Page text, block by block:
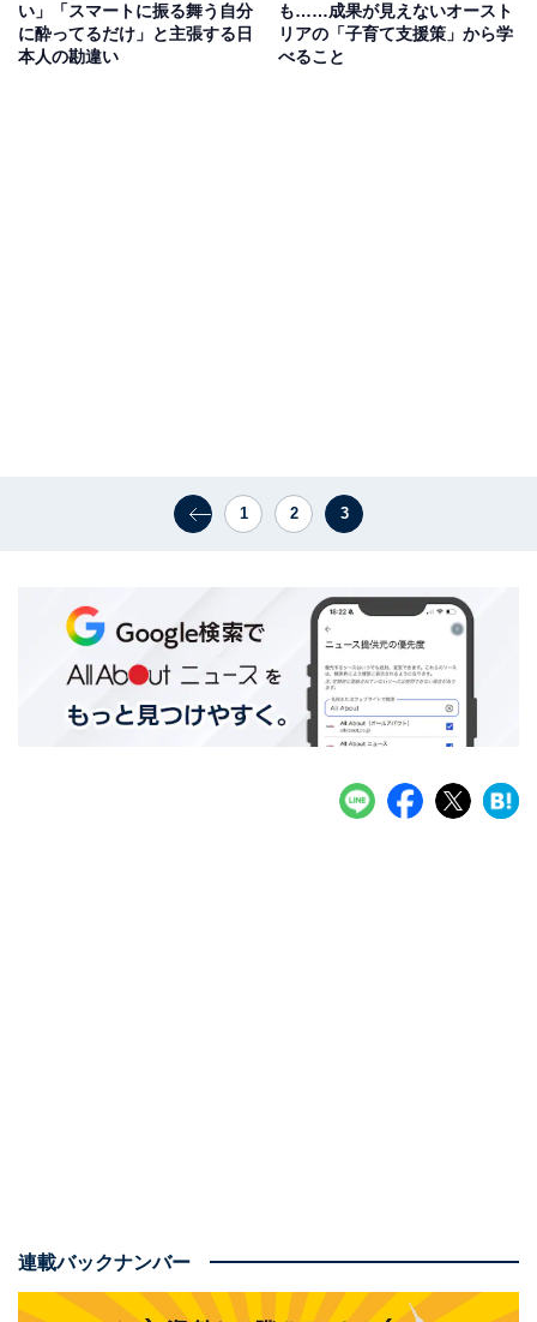
い」「スマートに振る舞う自分
に酔ってるだけ」と主張する日
本人の勘違い
も……成果が見えないオースト
リアの「子育て支援策」から学
べること
1 2 3
連載バックナンバー